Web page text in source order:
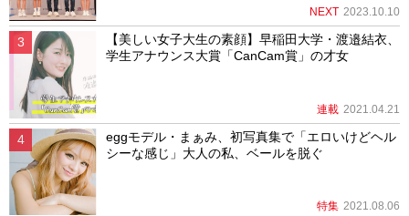
NEXT 2023.10.10
【美しい女子大生の素顔】早稲田大学・渡邉結衣、
学生アナウンス大賞「CanCam賞」の才女
連載 2021.04.21
eggモデル・まぁみ、初写真集で「エロいけどヘル
シーな感じ」大人の私、ベールを脱ぐ
特集 2021.08.06